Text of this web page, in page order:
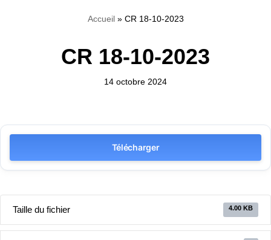
Accueil» CR 18-10-2023
CR 18-10-2023
14 octobre 2024
Télécharger
Taille du fichier 4.00 KB